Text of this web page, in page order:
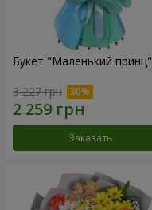
Букет "Маленький принц"
3 227 грн
Заказать